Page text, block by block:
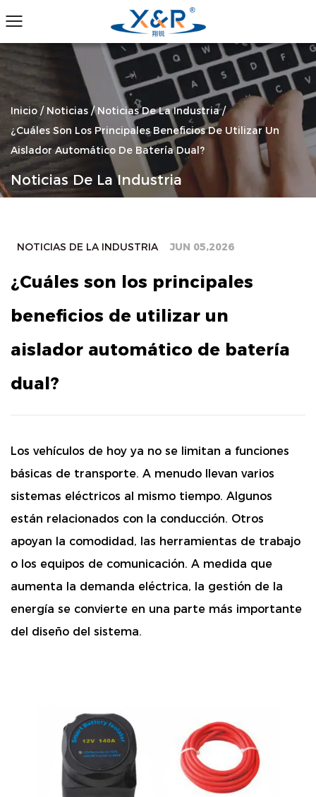
Inicio / Noticias /Noticias De La Industria/
¿Cuáles Son Los Principales Beneficios De Utilizar Un
Aislador Automático De Batería Dual?
Noticias De La Industria
NOTICIAS DE LA INDUSTRIA JUN 05,2026
¿Cuáles son los principales
beneficios de utilizar un
aislador automático de batería
dual?
Los vehículos de hoy ya no se limitan a funciones
básicas de transporte. A menudo llevan varios
sistemas eléctricos al mismo tiempo. Algunos
están relacionados con la conducción. Otros
apoyan la comodidad, las herramientas de trabajo
o los equipos de comunicación. A medida que
aumenta la demanda eléctrica, la gestión de la
energía se convierte en una parte más importante
del diseño del sistema.